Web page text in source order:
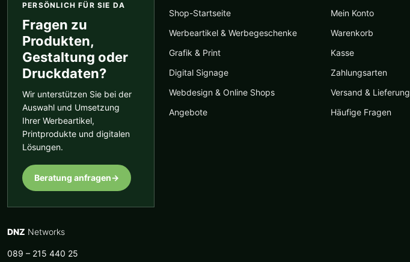
PERSÖNLICH FÜR SIE DA
Fragen zu
Produkten,
Gestaltung oder
Druckdaten?
Wir unterstützen Sie bei der
Auswahl und Umsetzung
Ihrer Werbeartikel,
Printprodukte und digitalen
Lösungen.
Beratung anfragen→
DNZ Networks
089 – 215 440 25
Shop-Startseite
Werbeartikel & Werbegeschenke
Grafik & Print
Digital Signage
Webdesign & Online Shops
Angebote
Mein Konto
Warenkorb
Kasse
Zahlungsarten
Versand & Lieferung
Häufige Fragen